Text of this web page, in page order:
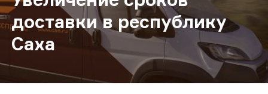
доставки в республику
Саха